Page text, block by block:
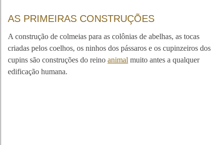
AS PRIMEIRAS CONSTRUÇÕES
A construção de colmeias para as colônias de abelhas, as tocas
criadas pelos coelhos, os ninhos dos pássaros e os cupinzeiros dos
cupins são construções do reino animal muito antes a qualquer
edificação humana.